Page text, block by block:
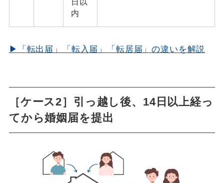
内
▶「転出届」「転入届」「転居届」の違いを解説
［ケース2］引っ越し後、14日以上経っ
てから婚姻届を提出